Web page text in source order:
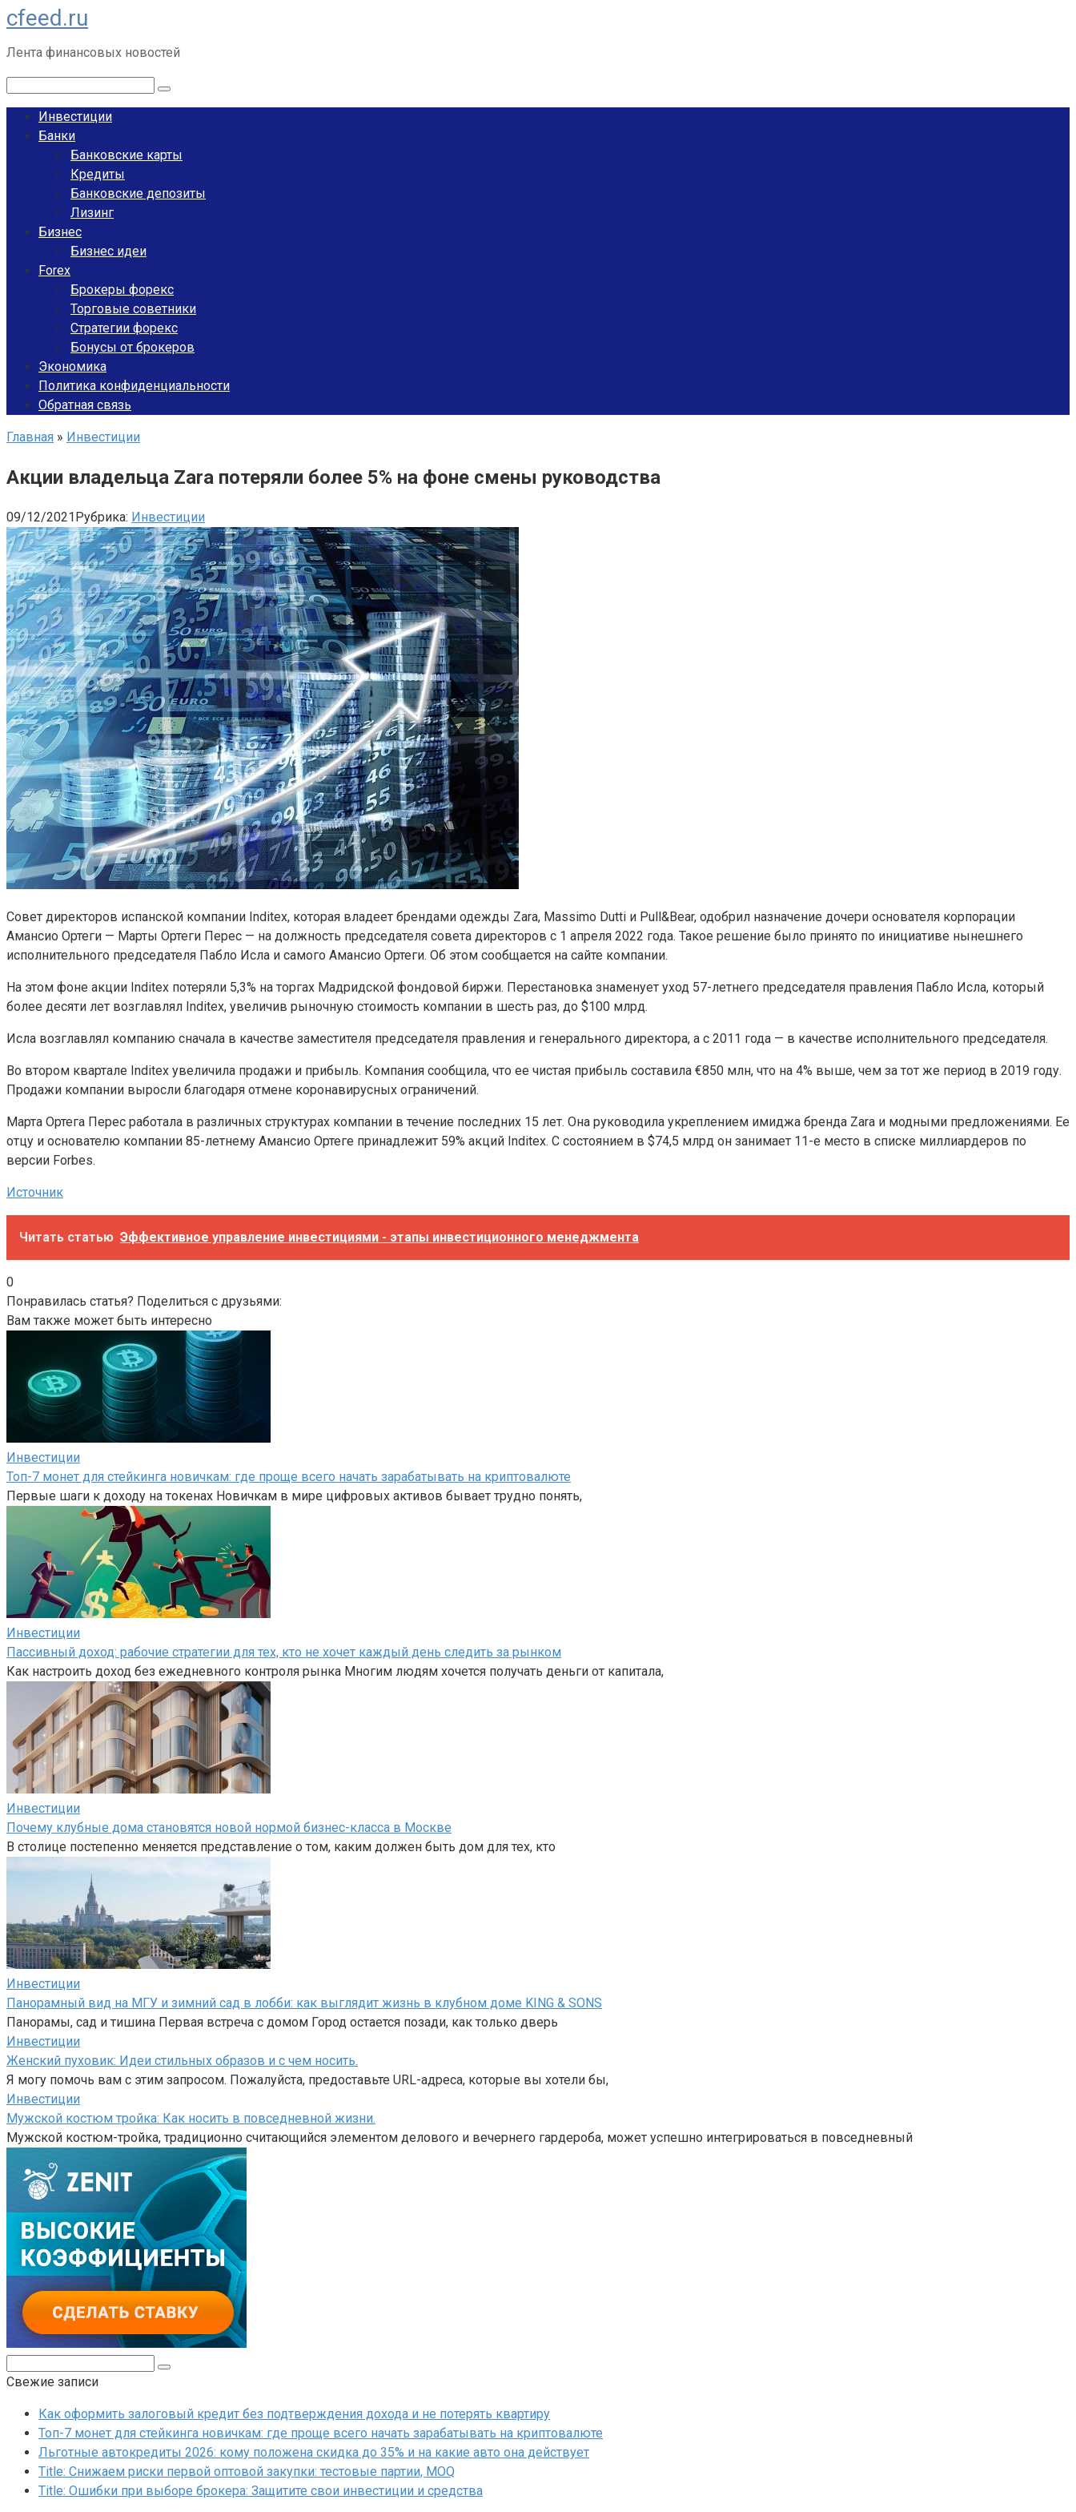
Перейти
к
контенту
cfeed.ru
Лента финансовых новостей
Инвестиции
Банки
Банковские карты
Кредиты
Банковские депозиты
Лизинг
Бизнес
Бизнес идеи
Forex
Брокеры форекс
Торговые советники
Стратегии форекс
Бонусы от брокеров
Экономика
Политика конфиденциальности
Обратная связь
Главная » Инвестиции
Акции владельца Zara потеряли более 5% на фоне смены руководства
09/12/2021Рубрика: Инвестиции
Совет директоров испанской компании Inditex, которая владеет брендами одежды Zara, Massimo Dutti и Pull&Bear, одобрил назначение дочери основателя корпорации
Амансио Ортеги — Марты Ортеги Перес — на должность председателя совета директоров с 1 апреля 2022 года. Такое решение было принято по инициативе нынешнего
исполнительного председателя Пабло Исла и самого Амансио Ортеги. Об этом сообщается на сайте компании.
На этом фоне акции Inditex потеряли 5,3% на торгах Мадридской фондовой биржи. Перестановка знаменует уход 57-летнего председателя правления Пабло Исла, который
более десяти лет возглавлял Inditex, увеличив рыночную стоимость компании в шесть раз, до $100 млрд.
Исла возглавлял компанию сначала в качестве заместителя председателя правления и генерального директора, а с 2011 года — в качестве исполнительного председателя.
Во втором квартале Inditex увеличила продажи и прибыль. Компания сообщила, что ее чистая прибыль составила €850 млн, что на 4% выше, чем за тот же период в 2019 году.
Продажи компании выросли благодаря отмене коронавирусных ограничений.
Марта Ортега Перес работала в различных структурах компании в течение последних 15 лет. Она руководила укреплением имиджа бренда Zara и модными предложениями. Ее
отцу и основателю компании 85-летнему Амансио Ортеге принадлежит 59% акций Inditex. С состоянием в $74,5 млрд он занимает 11-е место в списке миллиардеров по
версии Forbes.
Источник
Читать статью Эффективное управление инвестициями - этапы инвестиционного менеджмента
0
Понравилась статья? Поделиться с друзьями:
Вам также может быть интересно
Инвестиции
Топ-7 монет для стейкинга новичкам: где проще всего начать зарабатывать на криптовалюте
Первые шаги к доходу на токенах Новичкам в мире цифровых активов бывает трудно понять,
Инвестиции
Пассивный доход: рабочие стратегии для тех, кто не хочет каждый день следить за рынком
Как настроить доход без ежедневного контроля рынка Многим людям хочется получать деньги от капитала,
Инвестиции
Почему клубные дома становятся новой нормой бизнес-класса в Москве
В столице постепенно меняется представление о том, каким должен быть дом для тех, кто
Инвестиции
Панорамный вид на МГУ и зимний сад в лобби: как выглядит жизнь в клубном доме KING & SONS
Панорамы, сад и тишина Первая встреча с домом Город остается позади, как только дверь
Инвестиции
Женский пуховик: Идеи стильных образов и с чем носить.
Я могу помочь вам с этим запросом. Пожалуйста, предоставьте URL-адреса, которые вы хотели бы,
Инвестиции
Мужской костюм тройка: Как носить в повседневной жизни.
Мужской костюм-тройка, традиционно считающийся элементом делового и вечернего гардероба, может успешно интегрироваться в повседневный
Свежие записи
Как оформить залоговый кредит без подтверждения дохода и не потерять квартиру
Топ-7 монет для стейкинга новичкам: где проще всего начать зарабатывать на криптовалюте
Льготные автокредиты 2026: кому положена скидка до 35% и на какие авто она действует
Title: Снижаем риски первой оптовой закупки: тестовые партии, MOQ
Title: Ошибки при выборе брокера: Защитите свои инвестиции и средства